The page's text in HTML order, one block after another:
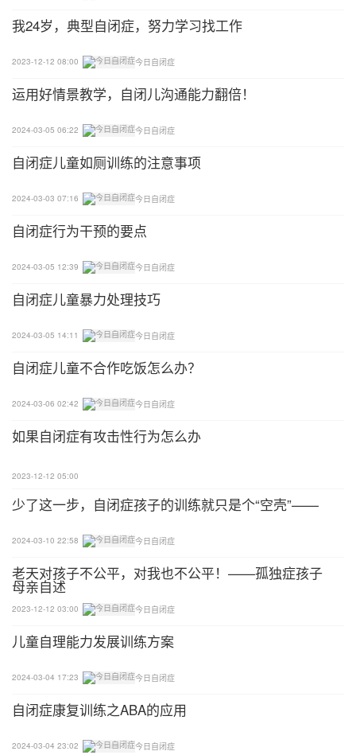
我24岁，典型自闭症，努力学习找工作
2023-12-12 08:00 今日自闭症
运用好情景教学，自闭儿沟通能力翻倍！
2024-03-05 06:22 今日自闭症
自闭症儿童如厕训练的注意事项
2024-03-03 07:16 今日自闭症
自闭症行为干预的要点
2024-03-05 12:39 今日自闭症
自闭症儿童暴力处理技巧
2024-03-05 14:11 今日自闭症
自闭症儿童不合作吃饭怎么办？
2024-03-06 02:42 今日自闭症
如果自闭症有攻击性行为怎么办
2023-12-12 05:00
少了这一步，自闭症孩子的训练就只是个“空壳”——
2024-03-10 22:58 今日自闭症
老天对孩子不公平，对我也不公平！——孤独症孩子
母亲自述
2023-12-12 03:00 今日自闭症
儿童自理能力发展训练方案
2024-03-04 17:23 今日自闭症
自闭症康复训练之ABA的应用
2024-03-04 23:02 今日自闭症